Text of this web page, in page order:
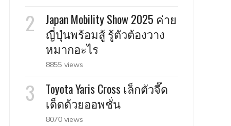
Japan Mobility Show 2025 ค่าย
ญี่ปุ่นพร้อมสู้ รู้ตัวต้องวาง
หมากอะไร
8855 views
Toyota Yaris Cross เล็กตัวจี๊ด
เด็ดด้วยออพชั่น
8070 views